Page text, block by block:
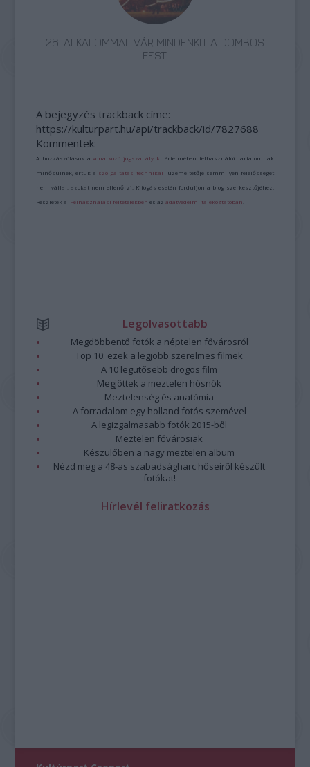
26. ALKALOMMAL VÁR MINDENKIT A DOMBOS
FEST
A bejegyzés trackback címe:
https://kulturpart.hu/api/trackback/id/7827688
Kommentek:
A hozzászólások avonatkozó jogszabályok értelmében felhasználói tartalomnak
minősülnek, értük a szolgáltatás technikai üzemeltetője semmilyen felelősséget
nem vállal, azokat nem ellenőrzi. Kifogás esetén forduljon a blog szerkesztőjéhez.
Részletek a Felhasználási feltételekben és azadatvédelmi tájékoztatóban
Legolvasottabb
Megdöbbentő fotók a néptelen fővárosról
Top 10: ezek a legjobb szerelmes filmek
A 10 legütősebb drogos film
Megjöttek a meztelen hősnők
Meztelenség és anatómia
A forradalom egy holland fotós szemével
A legizgalmasabb fotók 2015-ből
Meztelen fővárosiak
Készülőben a nagy meztelen album
Nézd meg a 48-as szabadságharc hőseiről készült
fotókat!
Hírlevél feliratkozás